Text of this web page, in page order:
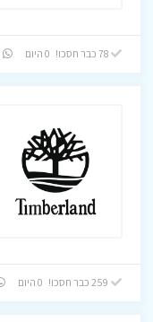
78 כבר חסכו! 0 היום